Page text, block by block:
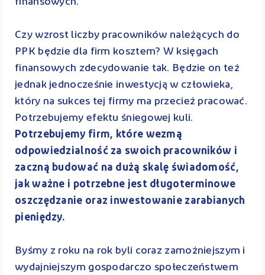
Czy wzrost liczby pracowników należących do
PPK będzie dla firm kosztem? W księgach
finansowych zdecydowanie tak. Będzie on też
jednak jednocześnie inwestycją w człowieka,
który na sukces tej firmy ma przecież pracować.
Potrzebujemy efektu śniegowej kuli.
Potrzebujemy firm, które wezmą
odpowiedzialność za swoich pracowników i
zaczną budować na dużą skalę świadomość,
jak ważne i potrzebne jest długoterminowe
oszczędzanie oraz inwestowanie zarabianych
pieniędzy.
Byśmy z roku na rok byli coraz zamożniejszym i
wydajniejszym gospodarczo społeczeństwem